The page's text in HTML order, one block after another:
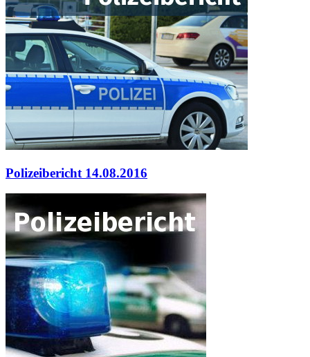
Polizeibericht 14.08.2016